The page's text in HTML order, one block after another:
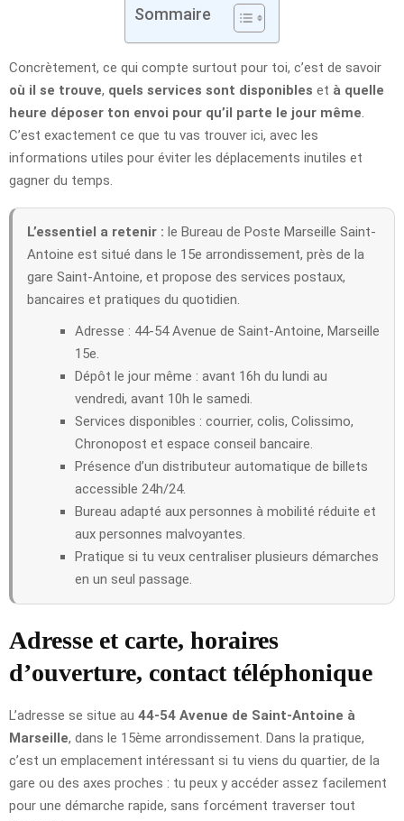
Sommaire
Concrètement, ce qui compte surtout pour toi, c’est de savoir
où il se trouve, quels services sont disponibles et à quelle
heure déposer ton envoi pour qu’il parte le jour même
C’est exactement ce que tu vas trouver ici, avec les
informations utiles pour éviter les déplacements inutiles et
gagner du temps.
L’essentiel a retenir : le Bureau de Poste Marseille Saint-
Antoine est situé dans le 15e arrondissement, près de la
gare Saint-Antoine, et propose des services postaux,
bancaires et pratiques du quotidien.
Adresse : 44-54 Avenue de Saint-Antoine, Marseille
15e.
Dépôt le jour même : avant 16h du lundi au
vendredi, avant 10h le samedi.
Services disponibles : courrier, colis, Colissimo,
Chronopost et espace conseil bancaire.
Présence d’un distributeur automatique de billets
accessible 24h/24.
Bureau adapté aux personnes à mobilité réduite et
aux personnes malvoyantes.
Pratique si tu veux centraliser plusieurs démarches
en un seul passage.
Adresse et carte, horaires
d’ouverture, contact téléphonique
L’adresse se situe au 44-54 Avenue de Saint-Antoine à
Marseille, dans le 15ème arrondissement. Dans la pratique,
c’est un emplacement intéressant si tu viens du quartier, de la
gare ou des axes proches : tu peux y accéder assez facilement
pour une démarche rapide, sans forcément traverser tout